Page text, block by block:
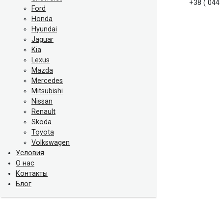
Ford
Honda
Hyundai
Jaguar
Kia
Lexus
Mazda
Mercedes
Mitsubishi
Nissan
Renault
Skoda
Toyota
Volkswagen
Условия
О нас
Контакты
Блог
+38 (